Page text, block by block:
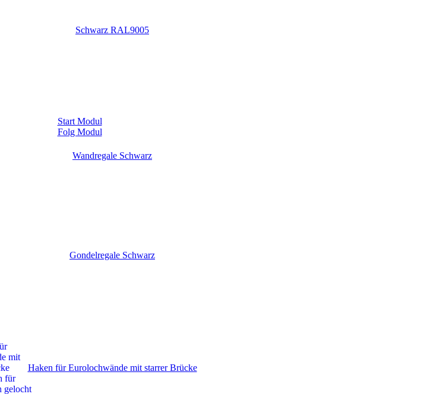
Schwarz RAL9005
Start Modul
Folg Modul
Wandregale Schwarz
Gondelregale Schwarz
Haken für Eurolochwände mit starrer Brücke